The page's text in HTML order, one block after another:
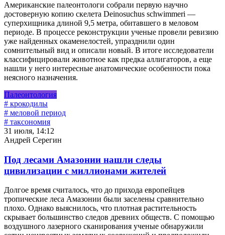
Американские палеонтологи собрали первую научно
достоверную копию скелета Deinosuchus schwimmeri —
суперхищника длиной 9,5 метра, обитавшего в меловом
периоде. В процессе реконструкции ученые провели ревизию
уже найденных окаменелостей, упразднили один
сомнительный вид и описали новый. В итоге исследователи
классифицировали животное как предка аллигаторов, а еще
нашли у него интересные анатомические особенности пока
неясного назначения.
Палеонтология
# крокодилы
# меловой период
# таксономия
31 июля, 14:12
Андрей Серегин
Под лесами Амазонии нашли следы
цивилизации с миллионами жителей
Долгое время считалось, что до прихода европейцев
тропические леса Амазонии были заселены сравнительно
плохо. Однако выяснилось, что плотная растительность
скрывает большинство следов древних обществ. С помощью
воздушного лазерного сканирования ученые обнаружили